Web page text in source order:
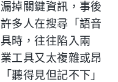
掉關鍵資訊，事後
多人在搜尋「語音
時，往往陷入兩
工具又太複雜或昂
聽得見但記不下」